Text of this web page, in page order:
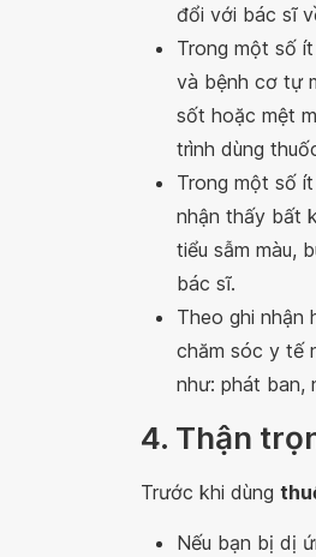
đổi với bác sĩ
Trong một số
và bệnh cơ tự
sốt hoặc mệt
trình dùng
Trong một số
nhận thấy bất
tiểu sẫm màu,
bác sĩ.
Theo ghi nhận
chăm sóc y tế
như: phát ban,
4. Thận
Trước khi dùng
Nếu bạn bị dị